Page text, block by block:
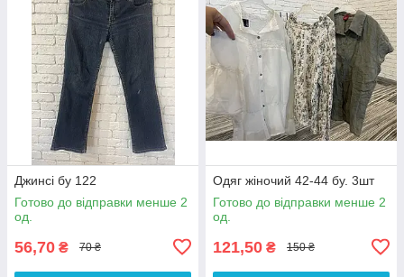
Джинсі бу 122
Готово до відправки менше 2
од.
56,70 ₴ 70 ₴
Одяг жіночий 42-44 бу. 3шт
Готово до відправки менше 2
од.
121,50 ₴ 150 ₴